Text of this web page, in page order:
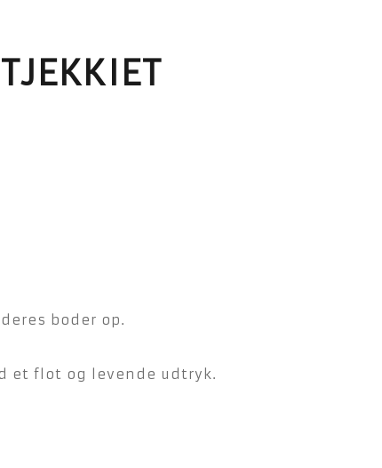
boder op.
et flot og levende udtryk.